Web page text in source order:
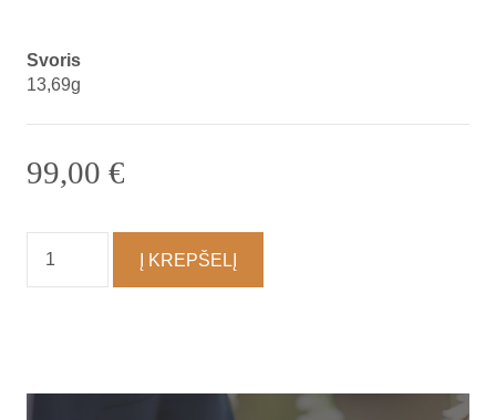
Svoris
13,69g
99,00 €
kiekis:
Suvenyras
Į KREPŠELĮ